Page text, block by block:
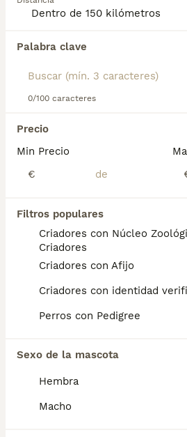
Palabra clave
0/100 caracteres
Precio
Min Precio
€
Filtros populares
Criadores con Núcleo
Criadores
Criadores con Afijo
Criadores con identidad
Perros con Pedigree
Sexo de la mascota
Hembra
Macho
compra de Braco Italiano para
Encontramos 0 Braco
Si deseas exactamente esta
búsqueda y espera el
Preguntas
¿Cuánto cuesta un
de Braco Italiano?
El coste medio de un
Italiano en España es de
433€, aunque los precios
según factores como el
¿Es fácil entrenar el